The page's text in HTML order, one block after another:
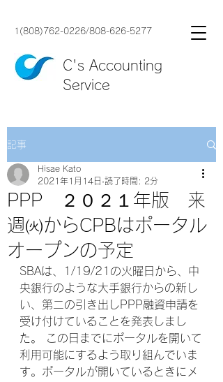
1(808)762-0226/808-626-5277
C's Accounting
Service
記事
PPP ２０２１年版 来
週㈫からCPBはポータル
オープンの予定
Hisae Kato
2021年1月14日 読了時間: 2分
SBAは、1/19/21の火曜日から、中
央銀行のような大手銀行からの新し
い、第二の引き出しPPP融資申請を
受け付けていることを発表しまし
た。 この日までにポータルを開いて
利用可能にするよう取り組んでいま
す。ポータルが開いているときにメ